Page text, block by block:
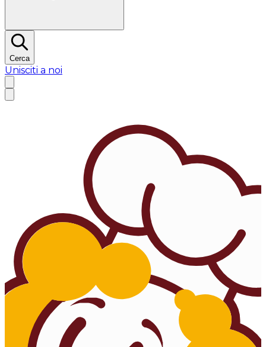
Cerca
Unisciti a noi